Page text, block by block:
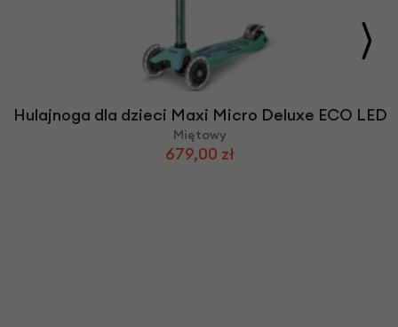
Hulajnoga dla dzieci Maxi Micro Deluxe ECO LED
Miętowy
679,00 zł